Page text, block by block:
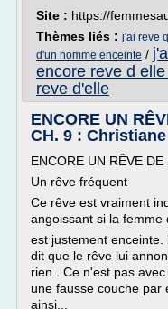
Site : https://
Thèmes liés : j'ai reve
d'un homme enceinte /
encore reve d
reve d'elle
ENCORE UN
CH. 9 : Christiane
ENCORE UN RÊVE
Un rêve fréquent
Ce rêve est vraiment
angoissant si la femme
est justement
dit que le rêve lui
rien . Ce n'est pas
une fausse couche par
ainsi...